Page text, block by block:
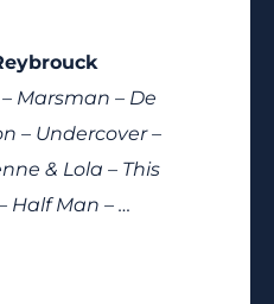
Marsman – De
– Undercover –
& Lola – This
Half Man – …